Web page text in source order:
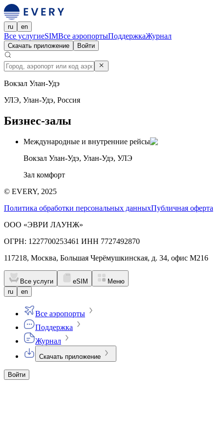
ru en
Все услугиeSIMВсе аэропортыПоддержкаЖурнал
Скачать приложение Войти
Вокзал Улан-Удэ
УЛЭ, Улан-Удэ, Россия
Бизнес-залы
Международные и внутренние рейсы
Вокзал Улан-Удэ, Улан-Удэ, УЛЭ
Зал комфорт
© EVERY, 2025
Политика обработки персональных данныхПубличная оферта
ООО «ЭВРИ ЛАУНЖ»
ОГРН: 1227700253461 ИНН 7727492870
117218, Москва, Большая Черёмушкинская, д. 34, офис М216
Все услуги eSIM
Меню
ru
en
Все аэропорты
Поддержка
Журнал
Скачать приложение
Войти